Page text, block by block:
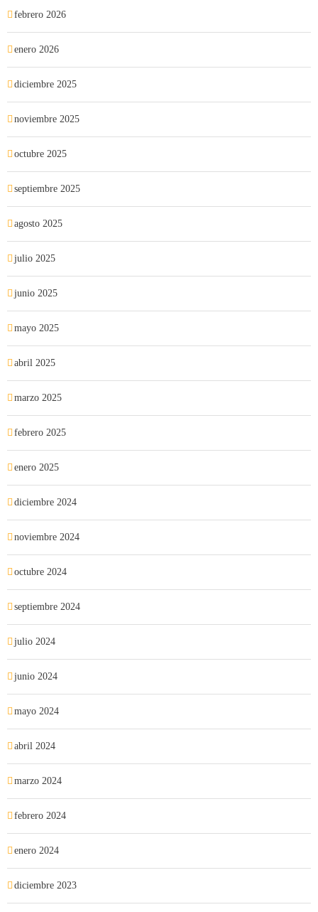
febrero 2026
enero 2026
diciembre 2025
noviembre 2025
octubre 2025
septiembre 2025
agosto 2025
julio 2025
junio 2025
mayo 2025
abril 2025
marzo 2025
febrero 2025
enero 2025
diciembre 2024
noviembre 2024
octubre 2024
septiembre 2024
julio 2024
junio 2024
mayo 2024
abril 2024
marzo 2024
febrero 2024
enero 2024
diciembre 2023